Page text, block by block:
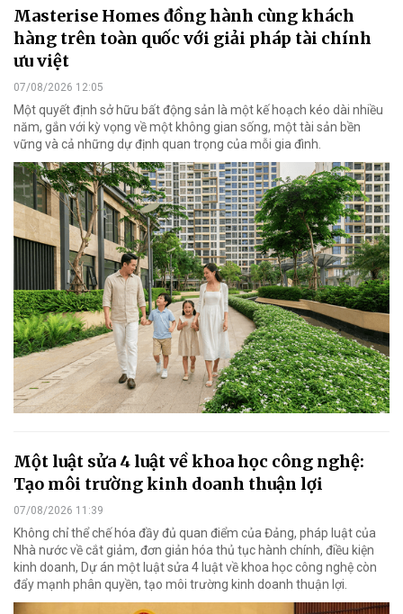
Masterise Homes đồng hành cùng khách
hàng trên toàn quốc với giải pháp tài chính
ưu việt
07/08/2026 12:05
Một quyết định sở hữu bất động sản là một kế hoạch kéo dài nhiều
năm, gắn với kỳ vọng về một không gian sống, một tài sản bền
vững và cả những dự định quan trọng của mỗi gia đình.
Một luật sửa 4 luật về khoa học công nghệ:
Tạo môi trường kinh doanh thuận lợi
07/08/2026 11:39
Không chỉ thể chế hóa đầy đủ quan điểm của Đảng, pháp luật của
Nhà nước về cắt giảm, đơn giản hóa thủ tục hành chính, điều kiện
kinh doanh, Dự án một luật sửa 4 luật về khoa học công nghệ còn
đẩy mạnh phân quyền, tạo môi trường kinh doanh thuận lợi.